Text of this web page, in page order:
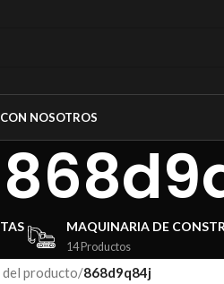
NOSOTROS
MAQUINARIA DE
14 Productos
del producto/868d9q84j